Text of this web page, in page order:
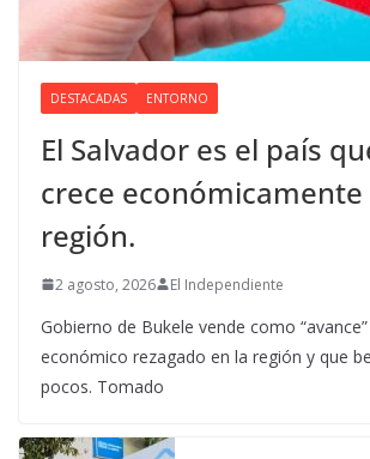
DESTACADAS ENTORNO
El Salvador es el país
crece económicamente
región.
2 agosto, 2026 El Independiente
Gobierno de Bukele vende como
económico rezagado en la región y que
pocos. Tomado